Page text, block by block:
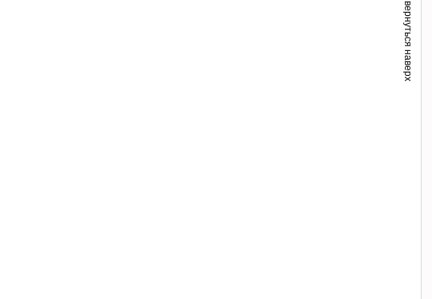
вернуться наверх